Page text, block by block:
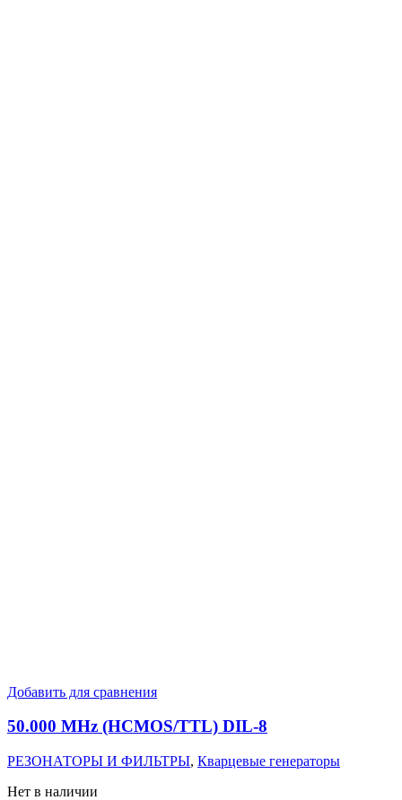
Добавить для сравнения
50.000 MHz (HCMOS/TTL) DIL-8
РЕЗОНАТОРЫ И ФИЛЬТРЫ, Кварцевые генераторы
Нет в наличии